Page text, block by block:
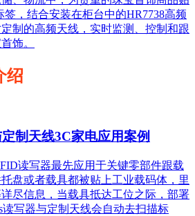
签，结合安装在柜台中的HR7738高频
制的高频天线，实时监测、控制和跟
饰。
绍
制天线3C家电应用案例
读写器最先应用于关键零部件跟载
盘或者载具都被贴上工业载码体，里
尽信息，当载具抵达工位之际，部署
读写器与定制天线会自动去扫描标